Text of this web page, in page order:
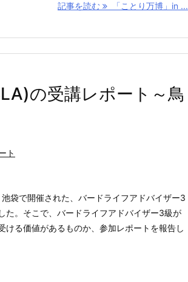
記事を読む 「ことり万博」in ...
の受講レポート～鳥
ト
袋で開催された、バードライフアドバイザー3
た。そこで、バードライフアドバイザー3級が
ける価値があるものか、参加レポートを報告し